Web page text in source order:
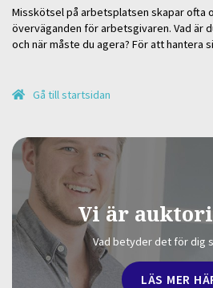
Misskötsel på arbetsplatsen skapar ofta
överväganden för arbetsgivaren. Vad är
och när måste du agera? För att hantera
Gå till startsidan
Vi är
Vad betyder det för dig
LÄS MER